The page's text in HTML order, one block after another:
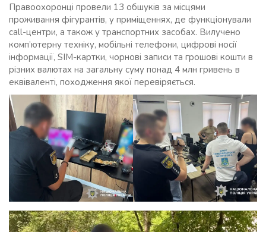
Правоохоронці провели 13 обшуків за місцями
проживання фігурантів, у приміщеннях, де функціонували
call-центри, а також у транспортних засобах. Вилучено
комп’ютерну техніку, мобільні телефони, цифрові носії
інформації, SIM-картки, чорнові записи та грошові кошти в
різних валютах на загальну суму понад 4 млн гривень в
еквіваленті, походження якої перевіряється.